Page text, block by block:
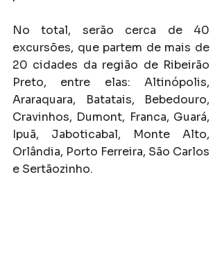
No total, serão cerca de 40
excursões, que partem de mais de
20 cidades da região de Ribeirão
Preto, entre elas: Altinópolis,
Araraquara, Batatais, Bebedouro,
Cravinhos, Dumont, Franca, Guará,
Ipuã, Jaboticabal, Monte Alto,
Orlândia, Porto Ferreira, São Carlos
e Sertãozinho.